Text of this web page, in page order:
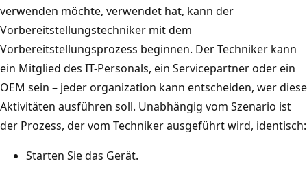
verwenden möchte, verwendet hat, kann der
Vorbereitstellungstechniker mit dem
Vorbereitstellungsprozess beginnen. Der Techniker kann
ein Mitglied des IT-Personals, ein Servicepartner oder ein
OEM sein – jeder organization kann entscheiden, wer diese
Aktivitäten ausführen soll. Unabhängig vom Szenario ist
der Prozess, der vom Techniker ausgeführt wird, identisch:
Starten Sie das Gerät.